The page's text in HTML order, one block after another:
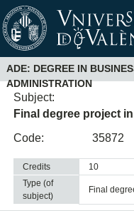
ADE: DEGREE IN
ADMINISTRATION
Subject:
Final degree project
Code:
35872
Credits
10
Type (of
subject)
final